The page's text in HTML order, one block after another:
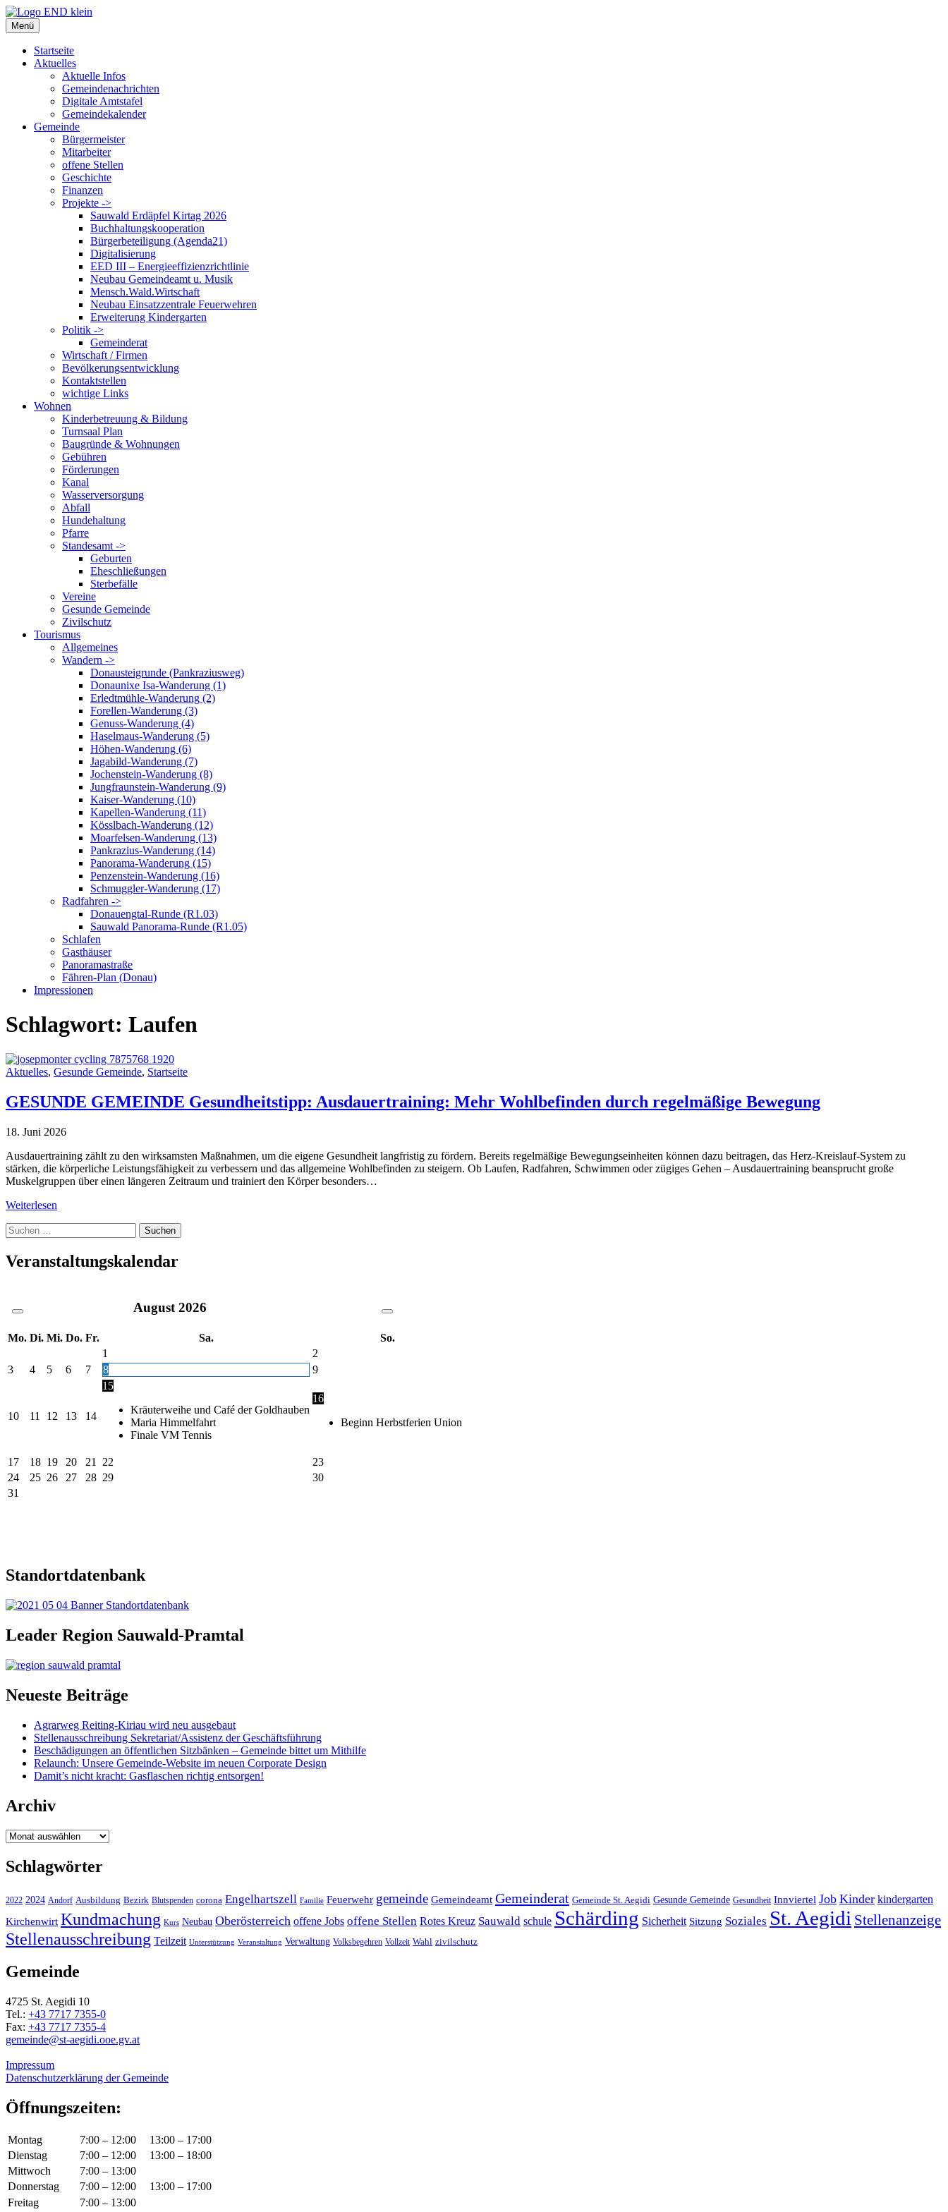
Zum
Inhalt
springen
Menü
Startseite
Aktuelles
Aktuelle Infos
Gemeindenachrichten
Digitale Amtstafel
Gemeindekalender
Gemeinde
Bürgermeister
Mitarbeiter
offene Stellen
Geschichte
Finanzen
Projekte ->
Sauwald Erdäpfel Kirtag 2026
Buchhaltungskooperation
Bürgerbeteiligung (Agenda21)
Digitalisierung
EED III – Energieeffizienzrichtlinie
Neubau Gemeindeamt u. Musik
Mensch.Wald.Wirtschaft
Neubau Einsatzzentrale Feuerwehren
Erweiterung Kindergarten
Politik ->
Gemeinderat
Wirtschaft / Firmen
Bevölkerungsentwicklung
Kontaktstellen
wichtige Links
Wohnen
Kinderbetreuung & Bildung
Turnsaal Plan
Baugründe & Wohnungen
Gebühren
Förderungen
Kanal
Wasserversorgung
Abfall
Hundehaltung
Pfarre
Standesamt ->
Geburten
Eheschließungen
Sterbefälle
Vereine
Gesunde Gemeinde
Zivilschutz
Tourismus
Allgemeines
Wandern ->
Donausteigrunde (Pankraziusweg)
Donaunixe Isa-Wanderung (1)
Erledtmühle-Wanderung (2)
Forellen-Wanderung (3)
Genuss-Wanderung (4)
Haselmaus-Wanderung (5)
Höhen-Wanderung (6)
Jagabild-Wanderung (7)
Jochenstein-Wanderung (8)
Jungfraunstein-Wanderung (9)
Kaiser-Wanderung (10)
Kapellen-Wanderung (11)
Kösslbach-Wanderung (12)
Moarfelsen-Wanderung (13)
Pankrazius-Wanderung (14)
Panorama-Wanderung (15)
Penzenstein-Wanderung (16)
Schmuggler-Wanderung (17)
Radfahren ->
Donauengtal-Runde (R1.03)
Sauwald Panorama-Runde (R1.05)
Schlafen
Gasthäuser
Panoramastraße
Fähren-Plan (Donau)
Impressionen
Schlagwort: Laufen
Aktuelles, Gesunde Gemeinde, Startseite
GESUNDE GEMEINDE Gesundheitstipp: Ausdauertraining: Mehr Wohlbefinden durch regelmäßige Bewegung
18. Juni 2026
Ausdauertraining zählt zu den wirksamsten Maßnahmen, um die eigene Gesundheit langfristig zu fördern. Bereits regelmäßige Bewegungseinheiten können dazu beitragen, das Herz-Kreislauf-System zu
stärken, die körperliche Leistungsfähigkeit zu verbessern und das allgemeine Wohlbefinden zu steigern. Ob Laufen, Radfahren, Schwimmen oder zügiges Gehen – Ausdauertraining beansprucht große
Muskelgruppen über einen längeren Zeitraum und trainiert den Körper besonders…
Weiterlesen
Suche
nach:
Veranstaltungskalendar
August 2026
Mo. Di. Mi. Do. Fr. Sa.
So.
1
2
3
4 5 6 7 8 9
10 11 12 13 14
15
Kräuterweihe und Café der Goldhauben
Maria Himmelfahrt
Finale VM Tennis
16
Beginn Herbstferien Union
17 18 19 20 21 22
23
24
25 26 27 28 29
30
31
Standortdatenbank
Leader Region Sauwald-Pramtal
Neueste Beiträge
Agrarweg Reiting-Kiriau wird neu ausgebaut
Stellenausschreibung Sekretariat/Assistenz der Geschäftsführung
Beschädigungen an öffentlichen Sitzbänken – Gemeinde bittet um Mithilfe
Relaunch: Unsere Gemeinde-Website im neuen Corporate Design
Damit’s nicht kracht: Gasflaschen richtig entsorgen!
Archiv
Archiv
Schlagwörter
2022 2024 Andorf Ausbildung Bezirk Blutspenden corona Engelhartszell Familie Feuerwehr gemeinde Gemeindeamt Gemeinderat Gemeinde St. Aegidi Gesunde Gemeinde Gesundheit Innviertel Job Kinder kindergarten
Kirchenwirt Kundmachung Kurs Neubau Oberösterreich offene Jobs offene Stellen Rotes Kreuz Sauwald schule Schärding Sicherheit Sitzung Soziales St. Aegidi Stellenanzeige
Stellenausschreibung Teilzeit Unterstützung Veranstaltung Verwaltung Volksbegehren Vollzeit Wahl zivilschutz
Gemeinde
4725 St. Aegidi 10
Tel.: +43 7717 7355-0
Fax: +43 7717 7355-4
gemeinde@st-aegidi.ooe.gv.at
Impressum
Datenschutzerklärung der Gemeinde
Öffnungszeiten:
Montag 7:00 – 12:00
13:00 – 17:00
Dienstag
7:00 – 12:00
13:00 – 18:00
Mittwoch
7:00 – 13:00
Donnerstag
7:00 – 12:00
13:00 – 17:00
Freitag
7:00 – 13:00